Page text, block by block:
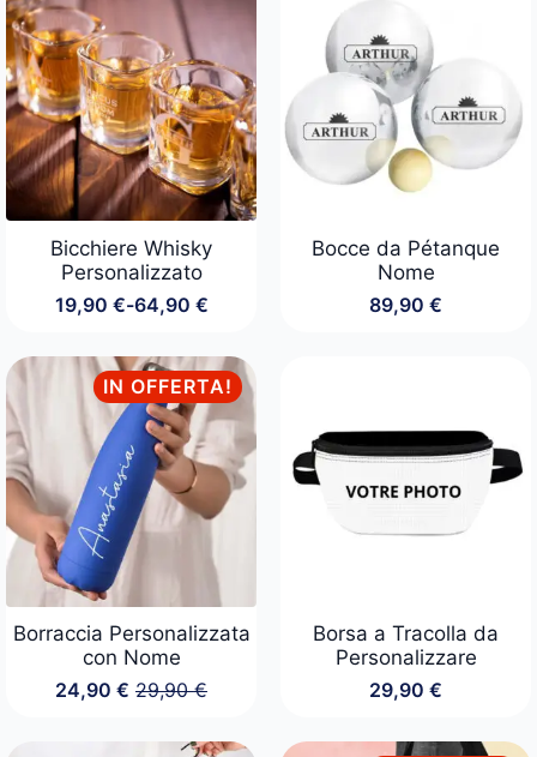
Bicchiere Whisky
Personalizzato
19,90 €-64,90 €
Fascia
prezzo:
da
19,90 €
64,90 €
Bocce da Pétanque
Nome
89,90 €
IN OFFERTA!
Borraccia Personalizzata
con Nome
29,90€
Il
originale
24,90€ Il
attuale
Borsa a Tracolla da
Personalizzare
29,90 €